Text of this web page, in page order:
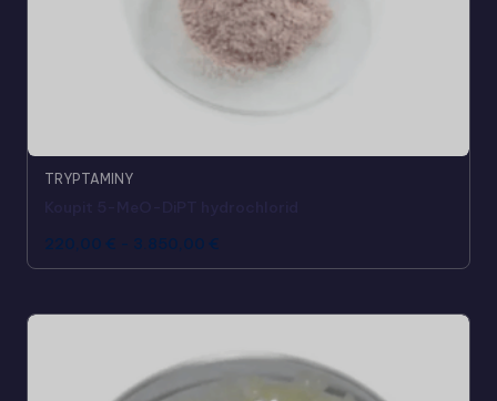
TRYPTAMINY
220,00 € - 3.850,00 €